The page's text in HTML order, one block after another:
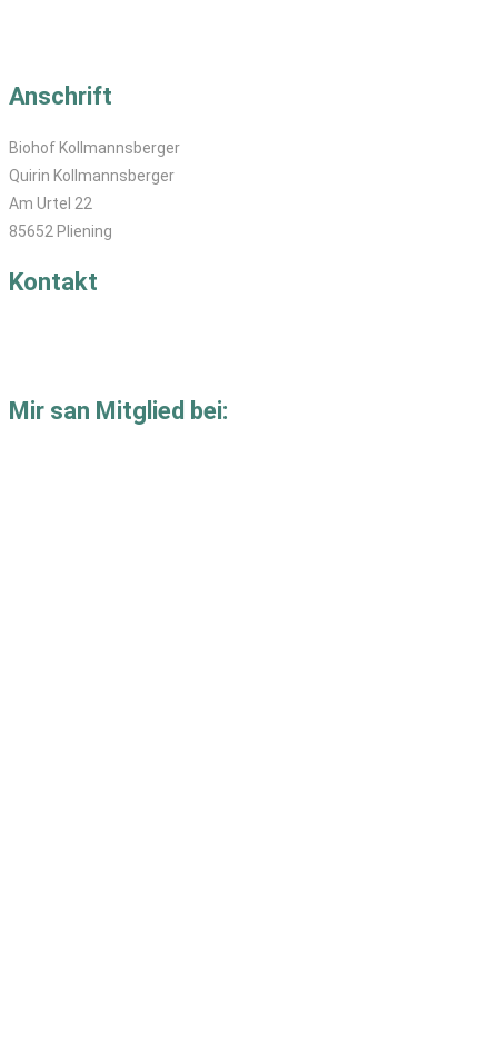
Anschrift
Biohof Kollmannsberger
Quirin Kollmannsberger
Am Urtel 22
85652 Pliening
Kontakt
Mir san Mitglied bei: